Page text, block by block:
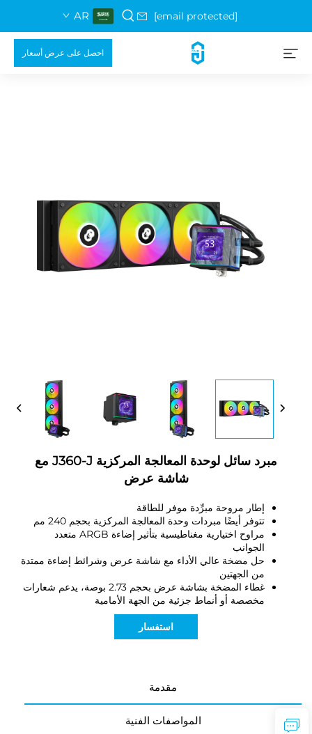
[email protected]
AR
احصل على عرض أسعار
مبرد سائل لوحدة المعالجة المركزية J360-J مع
شاشة عرض
إطار مروحة مبرِّدة موفر للطاقة
تتوفر أيضًا مبردات وحدة المعالجة المركزية بحجم 240 مم
مراوح اختيارية مغناطيسية بتأثير إضاءة ARGB متعدد
الجوانب
حل مضخة عالي الأداء مع شاشة عرض وشرائط إضاءة ممتدة
من الجهتين
غطاء المضخة بشاشة عرض بحجم 2.73 بوصة، يدعم شعارات
مخصصة أو أنماط جزئية من الجهة الأمامية
استفسار
مقدمة
المواصفات الفنية